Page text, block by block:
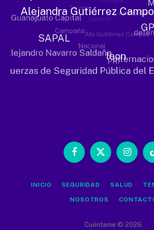
Facebook
X
INICIO SEGURIDAD SALUD
NOSOTROS
Cuéntame © 2026.